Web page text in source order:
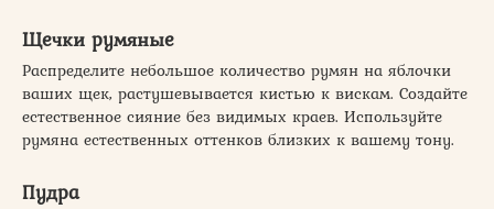
Щечки румяные
Распределите небольшое количество румян на яблочки
ваших щек, растушевывается кистью к вискам. Создайте
естественное сияние без видимых краев. Используйте
румяна естественных оттенков близких к вашему тону.
Пудра